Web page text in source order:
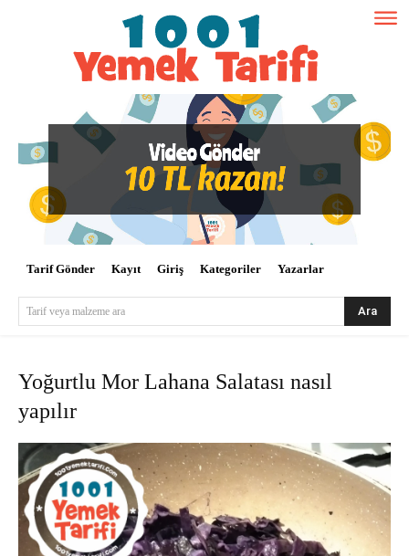
Tarif Gönder Kayıt Giriş Kategoriler Yazarlar
Tarif veya malzeme ara Ara
Yoğurtlu Mor Lahana Salatası nasıl
yapılır